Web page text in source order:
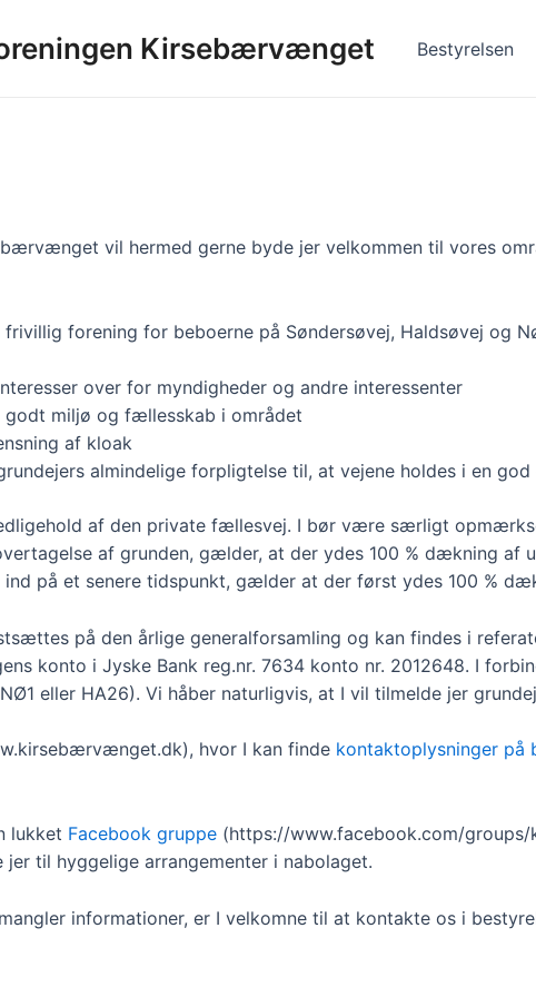
Kirsebærvænget Bestyrelsen
vil hermed gerne byde jer velkommen til vores
frivillig forening for beboerne på Søndersøvej, Haldsøvej og
over for myndigheder og andre interessenter
miljø og fællesskab i området
af kloak
almindelige forpligtelse til, at vejene holdes i en
af den private fællesvej. I bør være særligt
af grunden, gælder, at der ydes 100 % dækning af
ind på et senere tidspunkt, gælder at der først ydes 100 %
på den årlige generalforsamling og kan findes i
konto i Jyske Bank reg.nr. 7634 konto nr. 2012648. I
eller HA26). Vi håber naturligvis, at I vil tilmelde jer
hvor I kan finde kontaktoplysninger på
lukket Facebook gruppe (https://www.facebook.com/
jer til hyggelige arrangementer i nabolaget.
informationer, er I velkomne til at kontakte os i